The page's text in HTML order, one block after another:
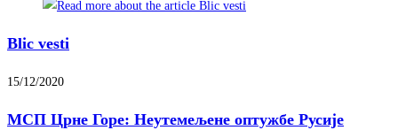
Blic vesti
15/12/2020
МСП Црне Горе: Неутемељене оптужбе Русије